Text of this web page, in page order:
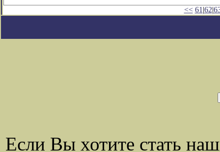
<< 61 |62|
Если Вы хотите стать